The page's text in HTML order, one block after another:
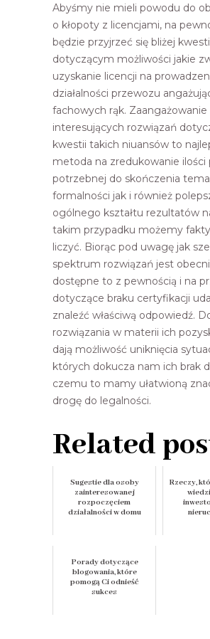
Abyśmy nie mieli powodu do
o kłopoty z licencjami, na
będzie przyjrzeć się bliżej
dotyczącym możliwości jakie
uzyskanie licencji na
działalności przewozu
fachowych rąk.
interesujących rozwiązań
kwestii takich niuansów to
metoda na zredukowanie ilości
potrzebnej do skończenia
formalności jak i również
ogólnego kształtu rezultatów
takim przypadku możemy
liczyć. Biorąc pod uwagę jak
spektrum rozwiązań jest
dostępne to z pewnością i na
dotyczące braku certyfikacji
znaleźć właściwą odpowiedź.
rozwiązania w materii ich
dają możliwość uniknięcia
których dokucza nam ich brak
czemu to mamy ułatwioną
drogę do legalności.
Related
Sugestie dla osoby
zainteresowanej
rozpoczęciem
działalności w domu
Rzeczy,
Porady dotyczące
blogowania, które
pomogą Ci odnieść
sukces